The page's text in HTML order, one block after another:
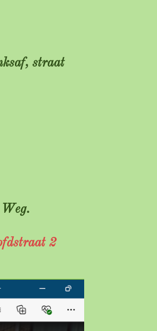
straat
2